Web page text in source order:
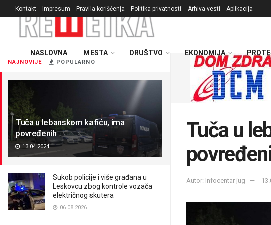
NAJNOVIJE POPULARNO
Tuča u lebanskom kafiću, ima
povređenih
13.04.2024.
Sukob policije i više građana u
Leskovcu zbog kontrole vozača
električnog skutera
06.08.2026.
Kontakt Impresum Pravila korišćenja Politika privatnosti Arhiva vesti Aplikacija
NASLOVNA MESTA DRUŠTVO EKONOMIJA
Tuča u
Autor: Infocentar jug